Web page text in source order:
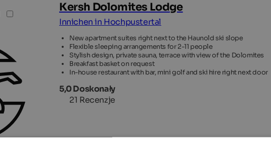
Kersh Dolomites Lodge
Innichen in Hochpustertal
New apartment suites right next to the Haunold ski slope
Flexible sleeping arrangements for 2-11 people
Stylish design, private sauna, terrace with view of the Dolomites
Breakfast basket on request
In-house restaurant with bar, mini golf and ski hire right next door
5,0 Doskonały
21 Recenzje